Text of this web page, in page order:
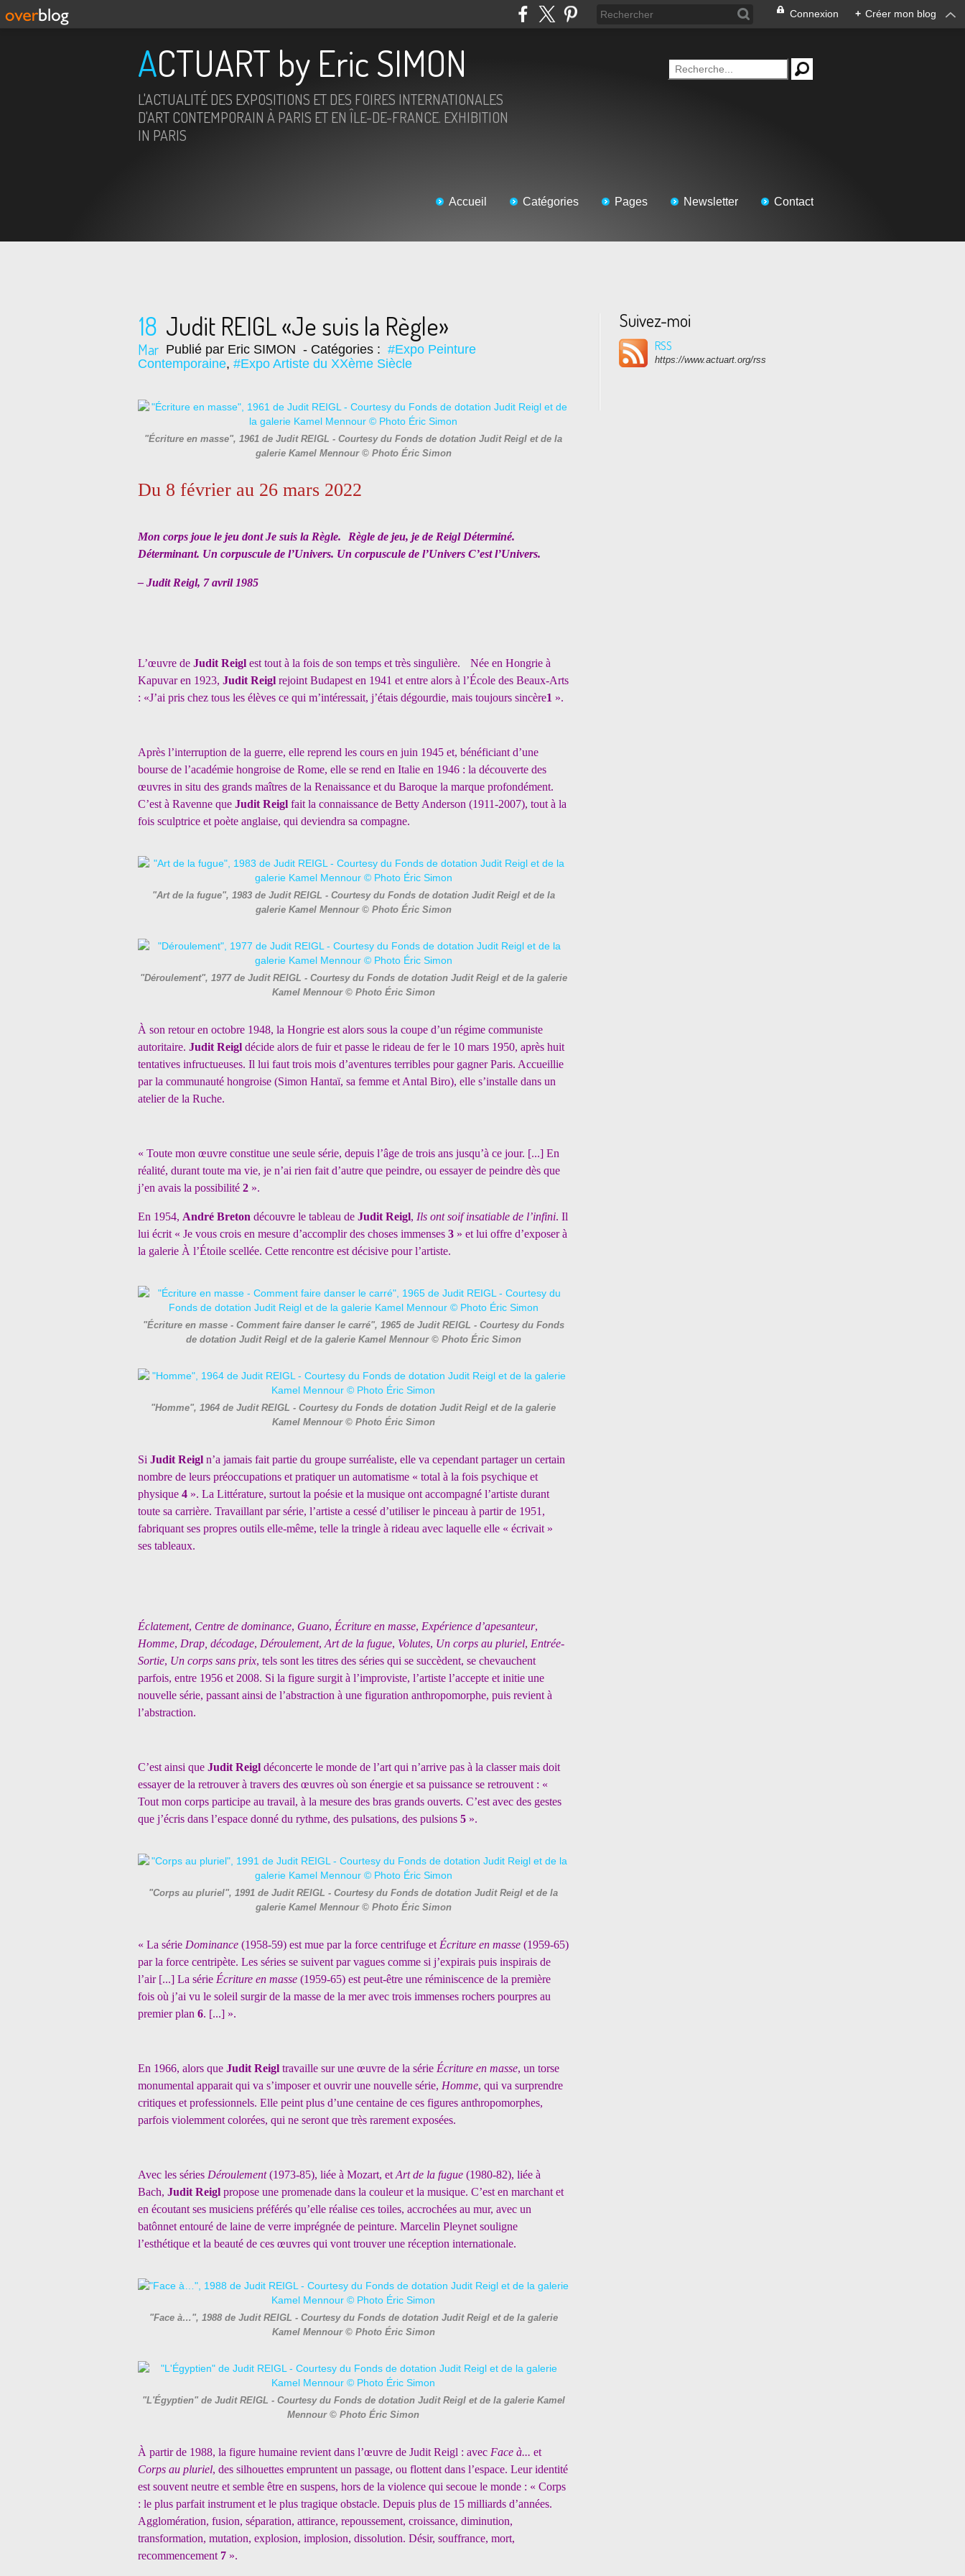
Connexion + Créer mon blog
ACTUART by Eric SIMON
L'ACTUALITÉ DES EXPOSITIONS ET DES FOIRES INTERNATIONALES
D'ART CONTEMPORAIN À PARIS ET EN ÎLE-DE-FRANCE. EXHIBITION
IN PARIS
Accueil Catégories Pages Newsletter Contact
18
Mar
Judit REIGL «Je suis la Règle»
Publié par Eric SIMON - Catégories : #Expo Peinture
Contemporaine, #Expo Artiste du XXème Siècle
"Écriture en masse", 1961 de Judit REIGL - Courtesy du Fonds de dotation Judit Reigl et de la
galerie Kamel Mennour © Photo Éric Simon
Du 8 février au 26 mars 2022
Mon corps joue le jeu dont Je suis la Règle. Règle de jeu, je de Reigl Déterminé.
Déterminant. Un corpuscule de l’Univers. Un corpuscule de l’Univers C’est l’Univers.
– Judit Reigl, 7 avril 1985
L’œuvre de Judit Reigl est tout à la fois de son temps et très singulière. Née en Hongrie à
Kapuvar en 1923, Judit Reigl rejoint Budapest en 1941 et entre alors à l’École des Beaux-Arts
: «J’ai pris chez tous les élèves ce qui m’intéressait, j’étais dégourdie, mais toujours sincère1 ».
Après l’interruption de la guerre, elle reprend les cours en juin 1945 et, bénéficiant d’une
bourse de l’académie hongroise de Rome, elle se rend en Italie en 1946 : la découverte des
œuvres in situ des grands maîtres de la Renaissance et du Baroque la marque profondément.
C’est à Ravenne que Judit Reigl fait la connaissance de Betty Anderson (1911-2007), tout à la
fois sculptrice et poète anglaise, qui deviendra sa compagne.
"Art de la fugue", 1983 de Judit REIGL - Courtesy du Fonds de dotation Judit Reigl et de la
galerie Kamel Mennour © Photo Éric Simon
"Déroulement", 1977 de Judit REIGL - Courtesy du Fonds de dotation Judit Reigl et de la galerie
Kamel Mennour © Photo Éric Simon
À son retour en octobre 1948, la Hongrie est alors sous la coupe d’un régime communiste
autoritaire. Judit Reigl décide alors de fuir et passe le rideau de fer le 10 mars 1950, après huit
tentatives infructueuses. Il lui faut trois mois d’aventures terribles pour gagner Paris. Accueillie
par la communauté hongroise (Simon Hantaï, sa femme et Antal Biro), elle s’installe dans un
atelier de la Ruche.
« Toute mon œuvre constitue une seule série, depuis l’âge de trois ans jusqu’à ce jour. [...] En
réalité, durant toute ma vie, je n’ai rien fait d’autre que peindre, ou essayer de peindre dès que
j’en avais la possibilité 2 ».
En 1954, André Breton découvre le tableau de Judit Reigl, Ils ont soif insatiable de l’infini. Il
lui écrit « Je vous crois en mesure d’accomplir des choses immenses 3 » et lui offre d’exposer à
la galerie À l’Étoile scellée. Cette rencontre est décisive pour l’artiste.
"Écriture en masse - Comment faire danser le carré", 1965 de Judit REIGL - Courtesy du Fonds
de dotation Judit Reigl et de la galerie Kamel Mennour © Photo Éric Simon
"Homme", 1964 de Judit REIGL - Courtesy du Fonds de dotation Judit Reigl et de la galerie
Kamel Mennour © Photo Éric Simon
Si Judit Reigl n’a jamais fait partie du groupe surréaliste, elle va cependant partager un certain
nombre de leurs préoccupations et pratiquer un automatisme « total à la fois psychique et
physique 4 ». La Littérature, surtout la poésie et la musique ont accompagné l’artiste durant
toute sa carrière. Travaillant par série, l’artiste a cessé d’utiliser le pinceau à partir de 1951,
fabriquant ses propres outils elle-même, telle la tringle à rideau avec laquelle elle « écrivait »
ses tableaux.
Éclatement, Centre de dominance, Guano, Écriture en masse, Expérience d’apesanteur,
Homme, Drap, décodage, Déroulement, Art de la fugue, Volutes, Un corps au pluriel, Entrée-
Sortie, Un corps sans prix, tels sont les titres des séries qui se succèdent, se chevauchent
parfois, entre 1956 et 2008. Si la figure surgit à l’improviste, l’artiste l’accepte et initie une
nouvelle série, passant ainsi de l’abstraction à une figuration anthropomorphe, puis revient à
l’abstraction.
C’est ainsi que Judit Reigl déconcerte le monde de l’art qui n’arrive pas à la classer mais doit
essayer de la retrouver à travers des œuvres où son énergie et sa puissance se retrouvent : «
Tout mon corps participe au travail, à la mesure des bras grands ouverts. C’est avec des gestes
que j’écris dans l’espace donné du rythme, des pulsations, des pulsions 5 ».
"Corps au pluriel", 1991 de Judit REIGL - Courtesy du Fonds de dotation Judit Reigl et de la
galerie Kamel Mennour © Photo Éric Simon
« La série Dominance (1958-59) est mue par la force centrifuge et Écriture en masse (1959-65)
par la force centripète. Les séries se suivent par vagues comme si j’expirais puis inspirais de
l’air [...] La série Écriture en masse (1959-65) est peut-être une réminiscence de la première
fois où j’ai vu le soleil surgir de la masse de la mer avec trois immenses rochers pourpres au
premier plan 6. [...] ».
En 1966, alors que Judit Reigl travaille sur une œuvre de la série Écriture en masse, un torse
monumental apparait qui va s’imposer et ouvrir une nouvelle série, Homme, qui va surprendre
critiques et professionnels. Elle peint plus d’une centaine de ces figures anthropomorphes,
parfois violemment colorées, qui ne seront que très rarement exposées.
Avec les séries Déroulement(1973-85), liée à Mozart, et Art de la fugue (1980-82), liée à
Bach, Judit Reigl propose une promenade dans la couleur et la musique. C’est en marchant et
en écoutant ses musiciens préférés qu’elle réalise ces toiles, accrochées au mur, avec un
batônnet entouré de laine de verre imprégnée de peinture. Marcelin Pleynet souligne
l’esthétique et la beauté de ces œuvres qui vont trouver une réception internationale.
"Face à…", 1988 de Judit REIGL - Courtesy du Fonds de dotation Judit Reigl et de la galerie
Kamel Mennour © Photo Éric Simon
"L'Égyptien" de Judit REIGL - Courtesy du Fonds de dotation Judit Reigl et de la galerie Kamel
Mennour © Photo Éric Simon
À partir de 1988, la figure humaine revient dans l’œuvre de Judit Reigl : avec Face à... et
Corps au pluriel, des silhouettes empruntent un passage, ou flottent dans l’espace. Leur identité
est souvent neutre et semble être en suspens, hors de la violence qui secoue le monde : « Corps
: le plus parfait instrument et le plus tragique obstacle. Depuis plus de 15 milliards d’années.
Agglomération, fusion, séparation, attirance, repoussement, croissance, diminution,
transformation, mutation, explosion, implosion, dissolution. Désir, souffrance, mort,
recommencement 7 ».
Suivez-moi
RSS
https://www.actuart.org/rss